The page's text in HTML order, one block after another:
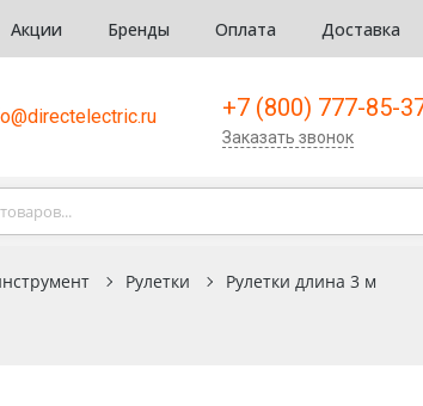
Акции Бренды Оплата Доставка
+7 (800) 777-85-
Заказать звонок
Рулетки Рулетки длина 3 м